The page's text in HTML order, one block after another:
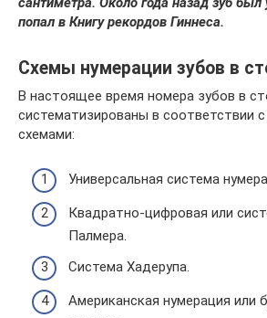
попал в Книгу рекордов Гиннеса.
Схемы нумерации зубов в
В настоящее время номера зубов в
систематизированы в соответствии
схемами:
Универсальная система
Квадратно-цифровая или
Палмера.
Система Хадерупа.
Американская нумерация или